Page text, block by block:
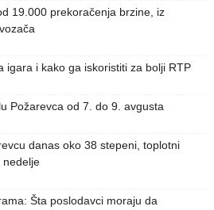
19.000 prekoračenja brzine, iz
igara i kako ga iskoristiti za bolji RTP
Požarevca od 7. do 9. avgusta
danas oko 38 stepeni, toplotni
nedelje
Šta poslodavci moraju da